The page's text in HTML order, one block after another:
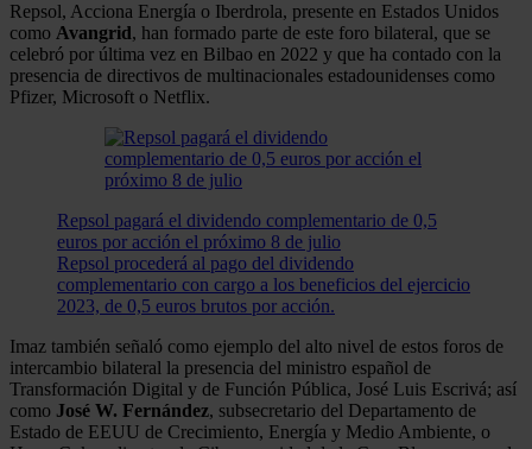
Repsol, Acciona Energía o Iberdrola, presente en Estados Unidos
como Avangrid, han formado parte de este foro bilateral, que se
celebró por última vez en Bilbao en 2022 y que ha contado con la
presencia de directivos de multinacionales estadounidenses como
Pfizer, Microsoft o Netflix.
Repsol pagará el dividendo complementario de 0,5
euros por acción el próximo 8 de julio
Repsol procederá al pago del dividendo
complementario con cargo a los beneficios del ejercicio
2023, de 0,5 euros brutos por acción.
Imaz también señaló como ejemplo del alto nivel de estos foros de
intercambio bilateral la presencia del ministro español de
Transformación Digital y de Función Pública, José Luis Escrivá; así
como José W. Fernández, subsecretario del Departamento de
Estado de EEUU de Crecimiento, Energía y Medio Ambiente, o